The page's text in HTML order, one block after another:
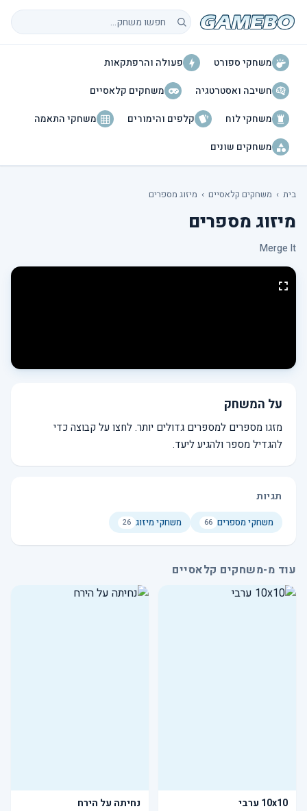
חיפוש משחקים
משחקי ספורט
פעולה והרפתקאות
חשיבה ואסטרטגיה
משחקים קלאסיים
משחקי לוח
קלפים והימורים
משחקי התאמה
משחקים שונים
בית › משחקים קלאסיים › מיזוג מספרים
מיזוג מספרים
Merge It
על המשחק
מזגו מספרים למספרים גדולים יותר. לחצו על קבוצה כדי
להגדיל מספר ולהגיע ליעד.
תגיות
משחקי מספרים 66 משחקי מיזוג 26
עוד מ-משחקים קלאסיים
10x10 ערבי נחיתה על הירח